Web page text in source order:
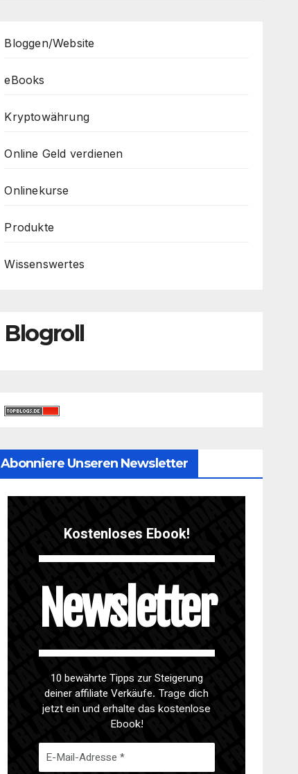
Bloggen/Website
eBooks
Kryptowährung
Online Geld verdienen
Onlinekurse
Produkte
Wissenswertes
Blogroll
Abonniere Unseren Newsletter
Kostenloses Ebook!
Newsletter
10 bewährte Tipps zur Steigerung
deiner affiliate Verkäufe. Trage dich
jetzt ein und erhalte das kostenlose
Ebook!